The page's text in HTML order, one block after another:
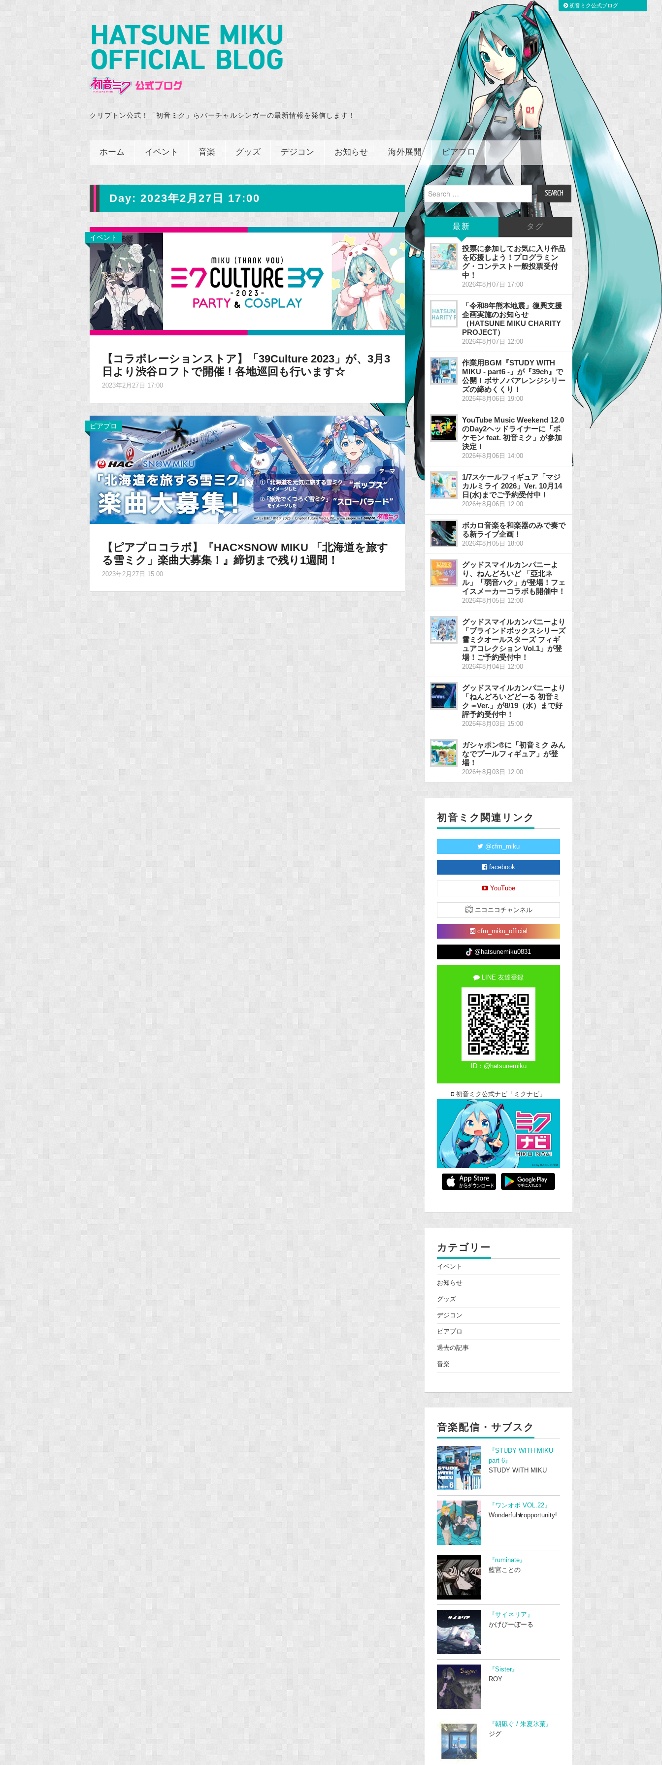
クリプトン公式！「初音ミク」らバーチャルシンガーの最新情報を発信します！
ホーム イベント 音楽 グッズ デジコン お知らせ 海外展開 ピアプロ
Day: 2023年2月27日 17:00
イベント
【コラボレーションストア】「39Culture 2023」が、3月3
日より渋谷ロフトで開催！各地巡回も行います☆
2023年2月27日 17:00
ピアプロ
【ピアプロコラボ】『HAC×SNOW MIKU 「北海道を旅す
る雪ミク」楽曲大募集！』締切まで残り1週間！
2023年2月27日 15:00
Search
for:
最新 タグ
投票に参加してお気に入り作品
を応援しよう！プログラミン
グ・コンテスト一般投票受付
中！
2026年8月07日 17:00
「令和8年熊本地震」復興支援
企画実施のお知らせ
（HATSUNE MIKU CHARITY
PROJECT）
2026年8月07日 12:00
作業用BGM『STUDY WITH
MIKU - part6 -』が『39ch』で
公開！ボサノバアレンジシリー
ズの締めくくり！
2026年8月06日 19:00
YouTube Music Weekend 12.0
のDay2ヘッドライナーに「ポ
ケモン feat. 初音ミク」が参加
決定！
2026年8月06日 14:00
1/7スケールフィギュア「マジ
カルミライ 2026」Ver. 10月14
日(水)までご予約受付中！
2026年8月06日 12:00
ボカロ音楽を和楽器のみで奏で
る新ライブ企画！
2026年8月05日 18:00
グッドスマイルカンパニーよ
り、ねんどろいど 「亞北ネ
ル」「弱音ハク」が登場！フェ
イスメーカーコラボも開催中！
2026年8月05日 12:00
グッドスマイルカンパニーより
「ブラインドボックスシリーズ
雪ミクオールスターズ フィギ
ュアコレクション Vol.1」が登
場！ご予約受付中！
2026年8月04日 12:00
グッドスマイルカンパニーより
「ねんどろいどどーる 初音ミ
ク ∞Ver.」が8/19（水）まで好
評予約受付中！
2026年8月03日 15:00
ガシャポン®に「初音ミク みん
なでプールフィギュア」が登
場！
2026年8月03日 12:00
初音ミク関連リンク
@cfm_miku
facebook
YouTube
ニコニコチャンネル
cfm_miku_official
@hatsunemiku0831
LINE 友達登録
ID：@hatsunemiku
初音ミク公式ナビ「ミクナビ」
カテゴリー
イベント
お知らせ
グッズ
デジコン
ピアプロ
過去の記事
音楽
音楽配信・サブスク
『STUDY WITH MIKU
part 6』
STUDY WITH MIKU
『ワンオポ VOL.22』
Wonderful★opportunity!
『ruminate』
藍宮ことの
『サイネリア』
かげぴーぼーる
『Sister』
ROY
『朝凪ぐ / 朱夏氷菓』
ジグ
初音ミク公式ブログ